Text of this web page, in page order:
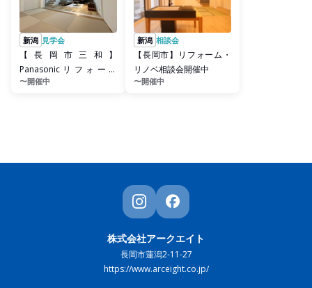
新潟 見学会
【長岡市三和】
Panasonicリフォーム
Club ショールーム 見学会
〜開催中
新潟 相談会
【長岡市】リフォーム・
リノベ相談会開催中
〜開催中
株式会社アークエイト
長岡市蓮潟2-11-27
https://www.arceight.co.jp/